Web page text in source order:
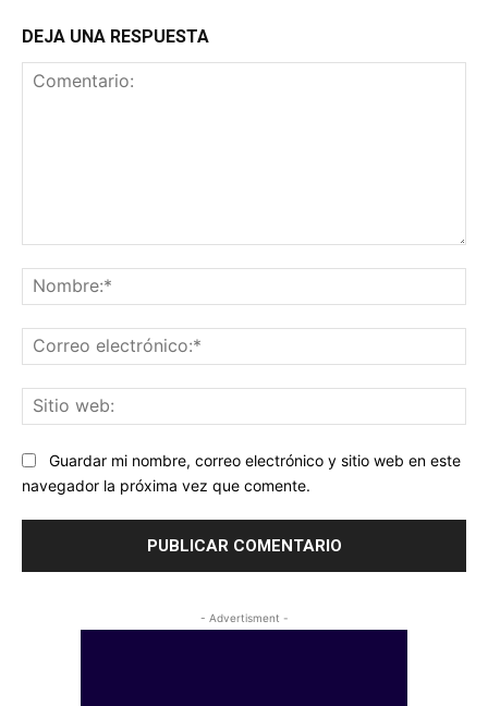
DEJA UNA RESPUESTA
Guardar mi nombre, correo electrónico y sitio web en este
navegador la próxima vez que comente.
- Advertisment -